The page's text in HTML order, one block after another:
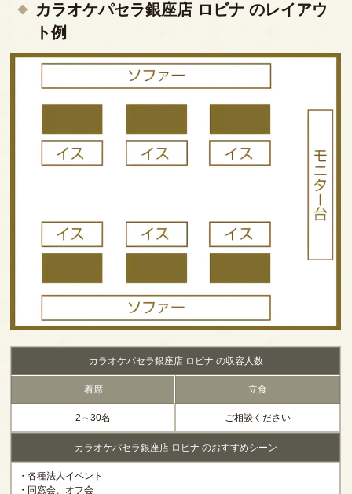
カラオケパセラ銀座店 ロビナ のレイアウ
ト例
カラオケパセラ銀座店 ロビナ の収容人数
着席 立食
2～30名 ご相談ください
カラオケパセラ銀座店 ロビナ のおすすめシーン
・各種法人イベント
・同窓会、オフ会